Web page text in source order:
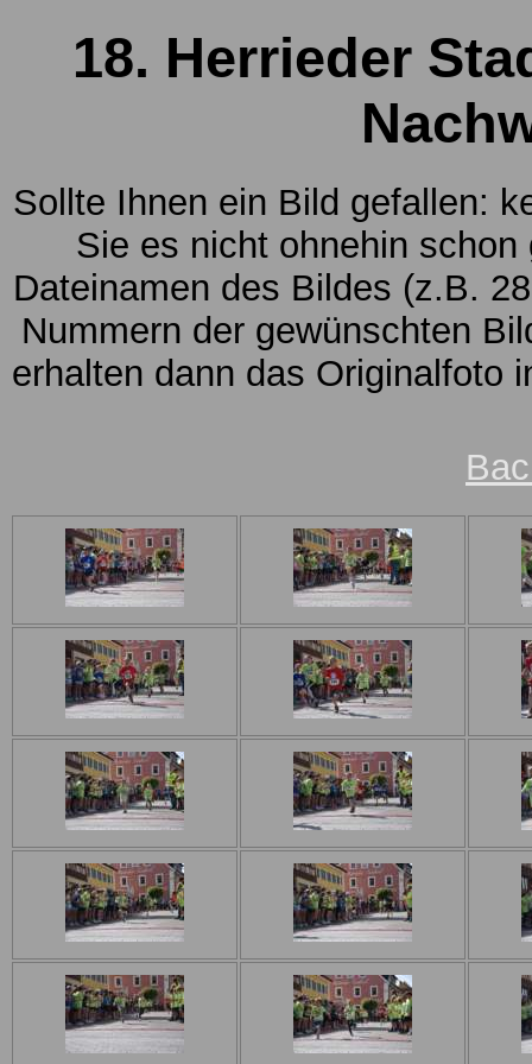
18. Herrieder
Sollte Ihnen ein Bild gefallen:
Sie es nicht ohnehin
Dateinamen des Bildes (z.B.
Nummern der gewünschten
erhalten dann das Originalfoto